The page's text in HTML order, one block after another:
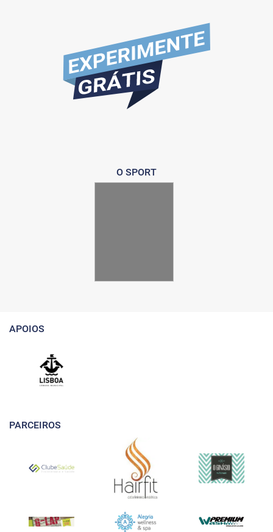
O SPORT
APOIOS
PARCEIROS